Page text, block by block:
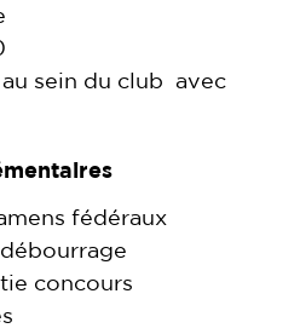
sein du club avec
fédéraux
concours